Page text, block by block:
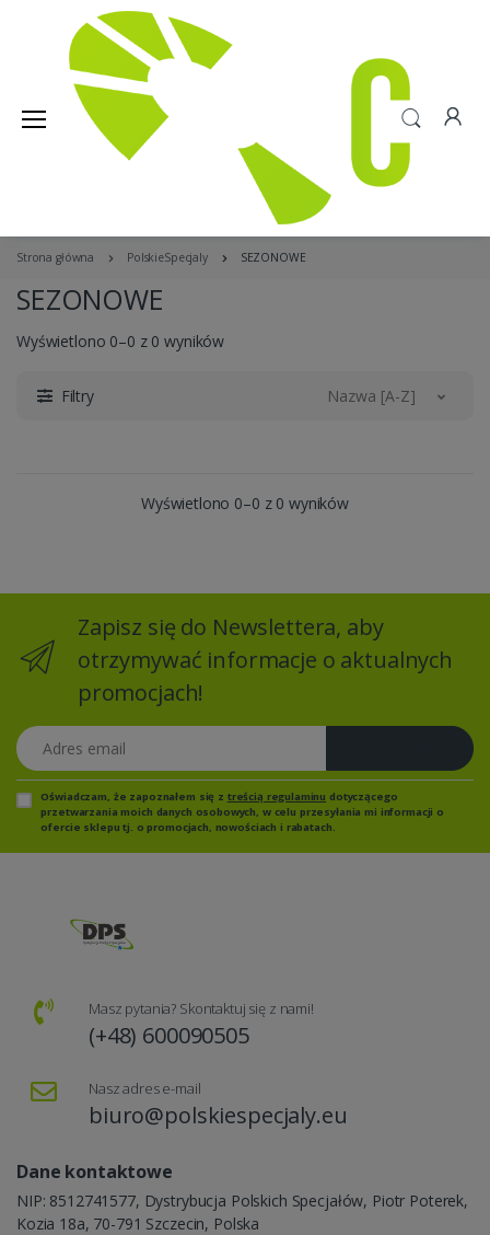
Strona główna PolskieSpecjaly SEZONOWE
SEZONOWE
Wyświetlono 0–0 z 0 wyników
Filtry Nazwa [A-Z]
Wyświetlono 0–0 z 0 wyników
Zapisz się do Newslettera, aby
otrzymywać informacje o aktualnych
promocjach!
Adres email
Oświadczam, że zapoznałem się z treścią regulaminu dotyczącego
przetwarzania moich danych osobowych, w celu przesyłania mi informacji o
ofercie sklepu tj. o promocjach, nowościach i rabatach.
Masz pytania? Skontaktuj się z nami!
(+48) 600090505
Nasz adres e-mail
biuro@polskiespecjaly.eu
Dane kontaktowe
NIP: 8512741577, Dystrybucja Polskich Specjałów, Piotr Poterek,
Kozia 18a, 70-791 Szczecin, Polska